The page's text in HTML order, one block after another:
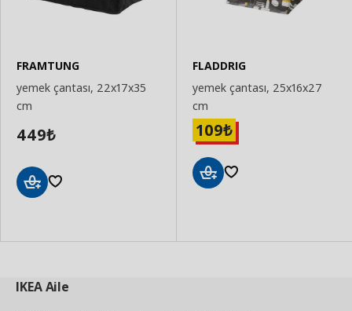
FRAMTUNG
yemek çantası, 22x17x35
cm
449₺
FLADDRIG
yemek çantası, 25x16x27
cm
109₺
IKEAAile